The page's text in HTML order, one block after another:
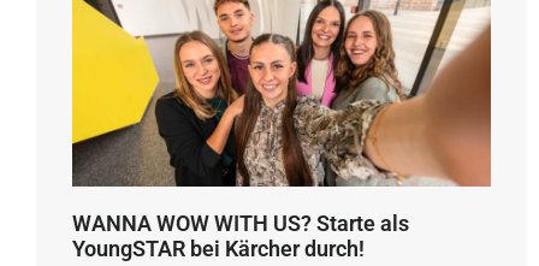
WANNA WOW WITH US? Starte als
YoungSTAR bei Kärcher durch!